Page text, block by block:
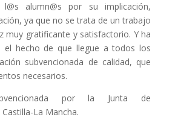
l@s alumn@s por su implicación,
ya que no se trata de un trabajo
muy gratificante y satisfactorio. Y ha
el hecho de que llegue a todos los
subvencionada de calidad, que
necesarios.
por la Junta de
La Mancha.